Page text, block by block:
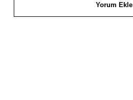
Yorum Ekle